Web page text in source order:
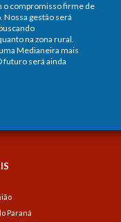
o compromisso firme de
Nossa gestão será
na zona rural.
Medianeira mais
futuro será ainda
Paraná